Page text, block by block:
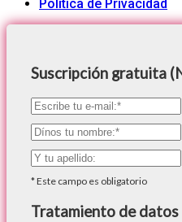
Política de Privacidad
Suscripción gratuita
*Este campo es obligatorio
Tratamiento de datos